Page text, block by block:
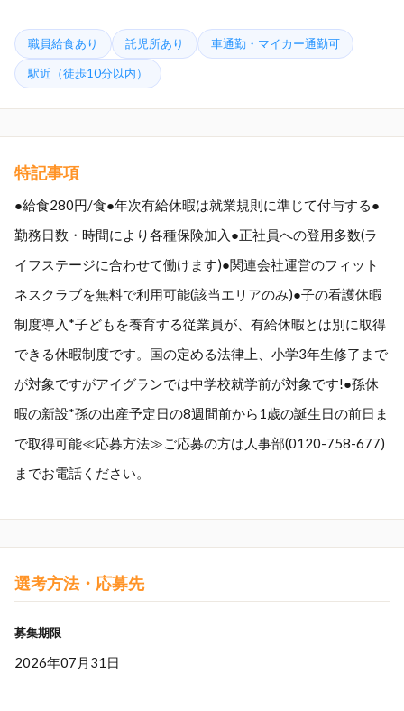
職員給食あり 託児所あり 車通勤・マイカー通勤可
駅近（徒歩10分以内）
特記事項
●給食280円/食●年次有給休暇は就業規則に準じて付与する●
勤務日数・時間により各種保険加入●正社員への登用多数(ラ
イフステージに合わせて働けます)●関連会社運営のフィット
ネスクラブを無料で利用可能(該当エリアのみ)●子の看護休暇
制度導入*子どもを養育する従業員が、有給休暇とは別に取得
できる休暇制度です。国の定める法律上、小学3年生修了まで
が対象ですがアイグランでは中学校就学前が対象です!●孫休
暇の新設*孫の出産予定日の8週間前から1歳の誕生日の前日ま
で取得可能≪応募方法≫ご応募の方は人事部(0120-758-677)
までお電話ください。
選考方法・応募先
募集期限
2026年07月31日